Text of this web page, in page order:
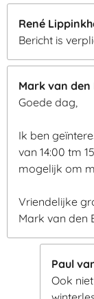
René
Bericht is
Mark van den
Goede dag,
Ik ben
van 14:00 tm
mogelijk om
Vriendelijke
Mark van den
Paul
Ook